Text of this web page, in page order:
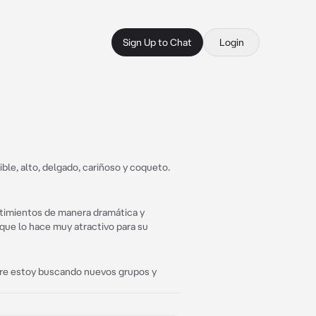
Sign Up to Chat Login
alto, delgado, cariñoso y coqueto.
de manera dramática y
lo hace muy atractivo para su
estoy buscando nuevos grupos y